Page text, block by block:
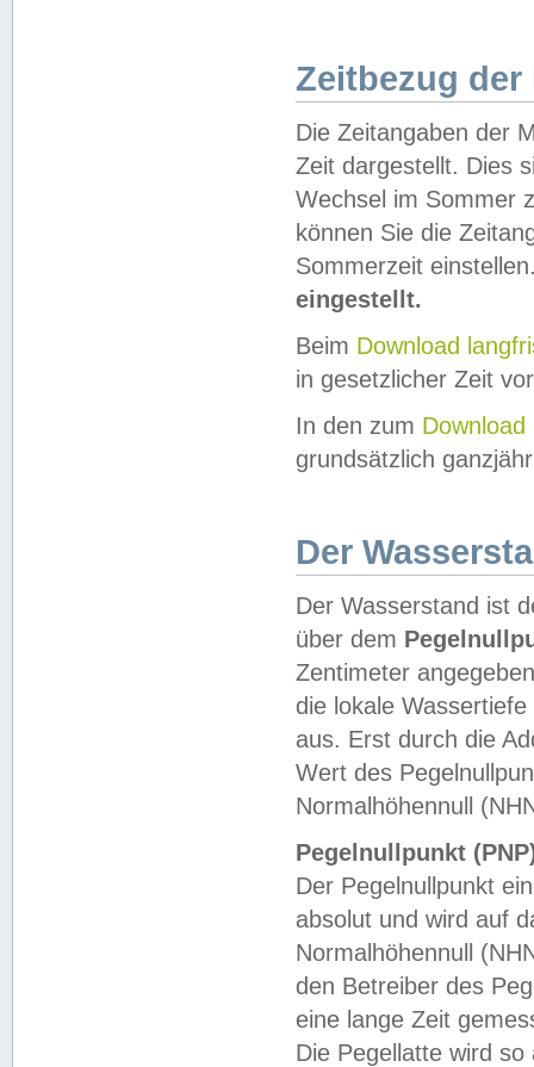
Zeitbezug der
Die Zeitangaben der
Zeit dargestellt. Dies
Wechsel im Sommer
können Sie die
Sommerzeit
eingestellt.
Beim Download
in gesetzlicher Zeit
In den zum Download
grundsätzlich
Der
Der Wasserstand ist
über dem
Zentimeter
die lokale
aus. Erst durch die
Wert des
Normalhöhennull
Pegelnullpunkt
Der Pegelnullpunkt
absolut und wird auf
Normalhöhennull
den Betreiber des
eine lange Zeit
Die Pegellatte wird